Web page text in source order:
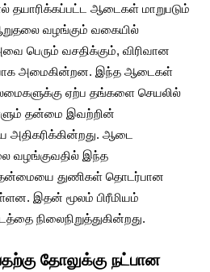
தயாரிக்கப்பட்ட ஆடைகள் மாறுபடும்
வழங்கும் வகையில்
வசதிக்கும், விரிவான
அமைகின்றன. இந்த ஆடைகள்
ஏற்ப தங்களை செயலில்
தன்மை இவற்றின்
ஆடை
வழங்குவதில் இந்த
துணிகள் தொடர்பான
இதன் மூலம் பிரீமியம்
நிலைநிறுத்துகின்றது.
தோலுக்கு நட்பான